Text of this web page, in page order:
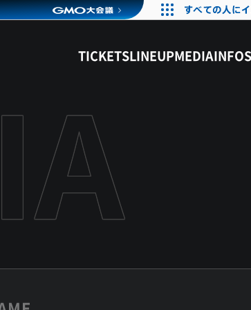
TICKETSLINEUPMEDIAINFO